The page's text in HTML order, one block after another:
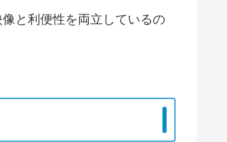
と利便性を両立しているの